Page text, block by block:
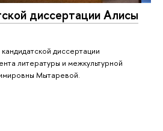
диссертации Алисы
диссертации
литературы и межкультурной
Мытаревой.